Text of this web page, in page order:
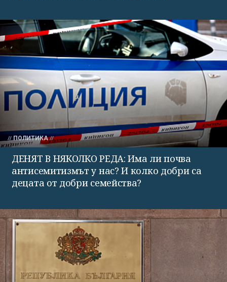
ПОЛИТИКА
ДЕНЯТ В НЯКОЛКО РЕДА: Има ли почва
антисемитизмът у нас? И колко добри са
децата от добри семейства?